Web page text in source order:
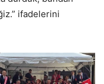
ifadelerini